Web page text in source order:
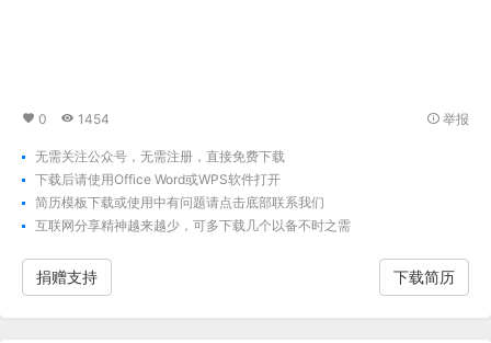
0 1454 举报
无需关注公众号，无需注册，直接免费下载
下载后请使用Office Word或WPS软件打开
简历模板下载或使用中有问题请点击底部联系我们
互联网分享精神越来越少，可多下载几个以备不时之需
捐赠支持 下载简历